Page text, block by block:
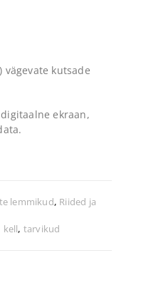
vägevate kutsade
ekraan,
lemmikud, Riided ja
kell, tarvikud